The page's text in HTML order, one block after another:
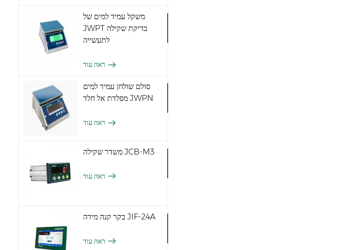
משקל עמיד למים של
JWPT בדיקת שקילה
לתעשייה
ראה עוד
סולם שולחן עמיד למים
מפלדת אל חלד JWPN
ראה עוד
משדר שקילה JCB-M3
ראה עוד
בקר קנה מידה JIF-24A
ראה עוד